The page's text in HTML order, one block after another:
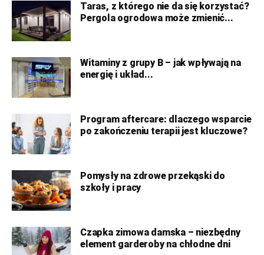
Taras, z którego nie da się korzystać?
Pergola ogrodowa może zmienić...
Witaminy z grupy B – jak wpływają na
energię i układ...
Program aftercare: dlaczego wsparcie
po zakończeniu terapii jest kluczowe?
Pomysły na zdrowe przekąski do
szkoły i pracy
Czapka zimowa damska – niezbędny
element garderoby na chłodne dni